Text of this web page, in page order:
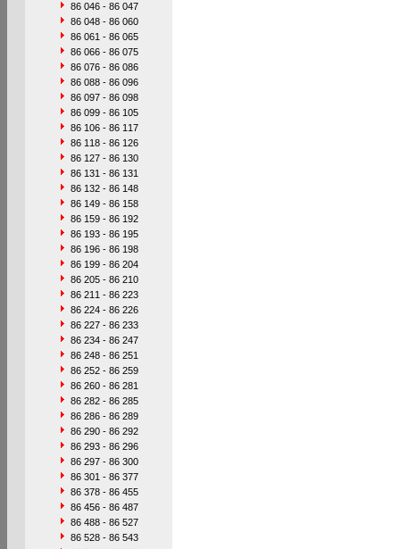
86 046 - 86 047
86 048 - 86 060
86 061 - 86 065
86 066 - 86 075
86 076 - 86 086
86 088 - 86 096
86 097 - 86 098
86 099 - 86 105
86 106 - 86 117
86 118 - 86 126
86 127 - 86 130
86 131 - 86 131
86 132 - 86 148
86 149 - 86 158
86 159 - 86 192
86 193 - 86 195
86 196 - 86 198
86 199 - 86 204
86 205 - 86 210
86 211 - 86 223
86 224 - 86 226
86 227 - 86 233
86 234 - 86 247
86 248 - 86 251
86 252 - 86 259
86 260 - 86 281
86 282 - 86 285
86 286 - 86 289
86 290 - 86 292
86 293 - 86 296
86 297 - 86 300
86 301 - 86 377
86 378 - 86 455
86 456 - 86 487
86 488 - 86 527
86 528 - 86 543